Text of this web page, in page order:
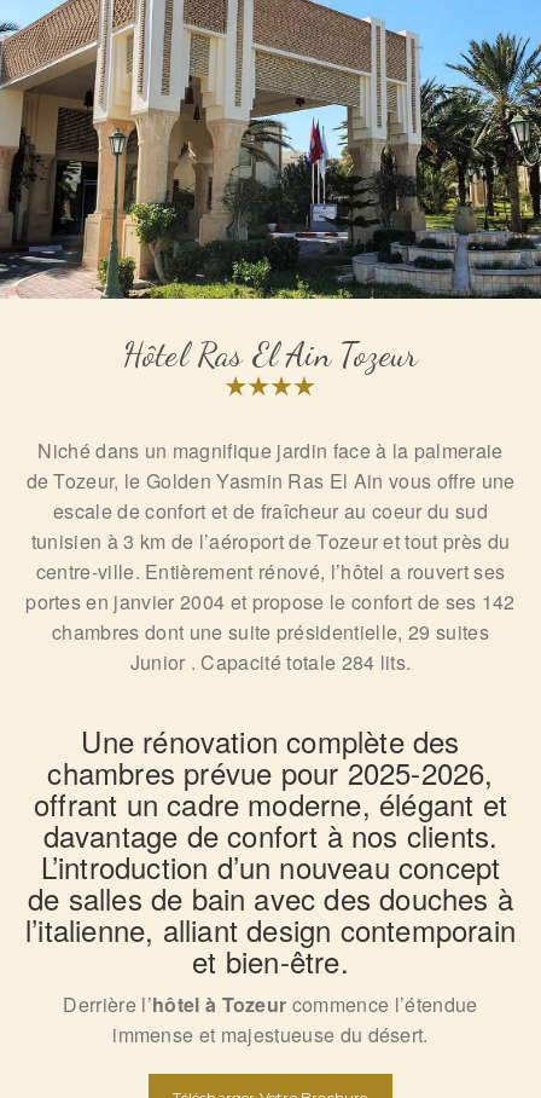
Hôtel Ras El Ain Tozeur
Niché dans un magnifique jardin face à la palmeraie
de Tozeur, le Golden Yasmin Ras El Ain vous offre une
escale de confort et de fraîcheur au coeur du sud
tunisien à 3 km de l’aéroport de Tozeur et tout près du
centre-ville. Entièrement rénové, l’hôtel a rouvert ses
portes en janvier 2004 et propose le confort de ses 142
chambres dont une suite présidentielle, 29 suites
Junior . Capacité totale 284 lits.
Une rénovation complète des
chambres prévue pour 2025-2026,
offrant un cadre moderne, élégant et
davantage de confort à nos clients.
L’introduction d’un nouveau concept
de salles de bain avec des douches à
l’italienne, alliant design contemporain
et bien-être.
Derrière l’hôtel à Tozeur commence l’étendue
immense et majestueuse du désert.